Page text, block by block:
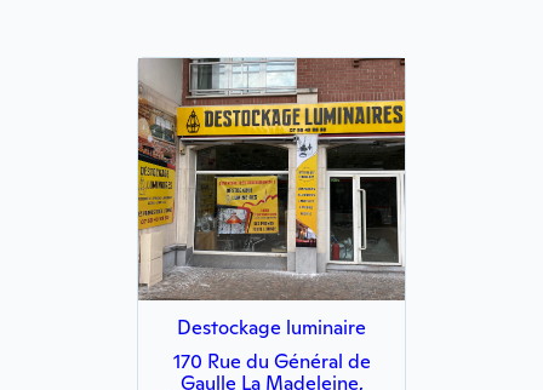
Destockage luminaire
170 Rue du Général de
Gaulle La Madeleine,